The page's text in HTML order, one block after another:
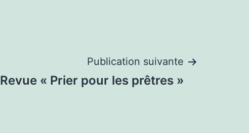
Publication suivante
Revue « Prier pour les prêtres »